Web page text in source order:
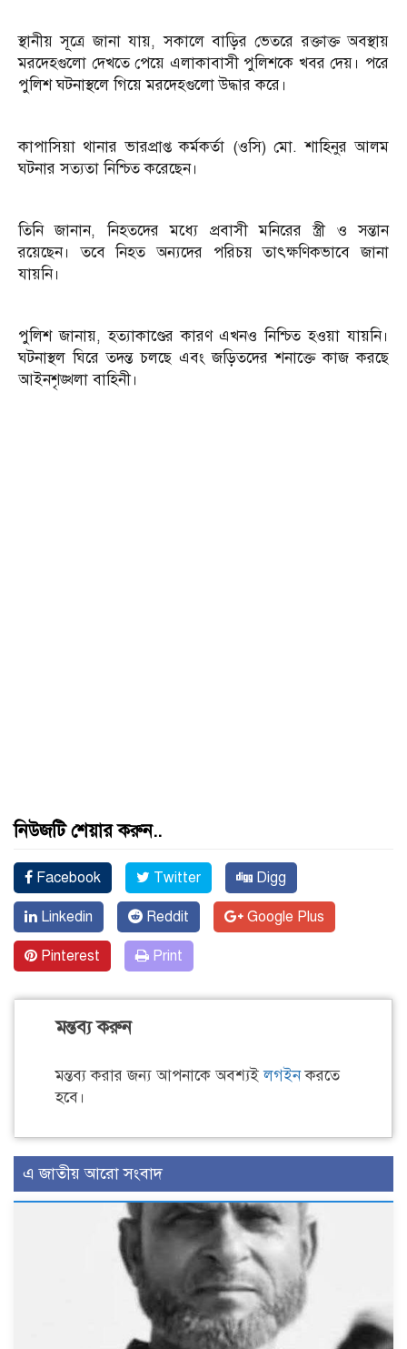
স্থানীয় সূত্রে জানা যায়, সকালে বাড়ির ভেতরে রক্তাক্ত অবস্থায়
মরদেহগুলো দেখতে পেয়ে এলাকাবাসী পুলিশকে খবর দেয়। পরে
পুলিশ ঘটনাস্থলে গিয়ে মরদেহগুলো উদ্ধার করে।
কাপাসিয়া থানার ভারপ্রাপ্ত কর্মকর্তা (ওসি) মো. শাহিনুর আলম
ঘটনার সত্যতা নিশ্চিত করেছেন।
তিনি জানান, নিহতদের মধ্যে প্রবাসী মনিরের স্ত্রী ও সন্তান
রয়েছেন। তবে নিহত অন্যদের পরিচয় তাৎক্ষণিকভাবে জানা
যায়নি।
পুলিশ জানায়, হত্যাকাণ্ডের কারণ এখনও নিশ্চিত হওয়া যায়নি।
ঘটনাস্থল ঘিরে তদন্ত চলছে এবং জড়িতদের শনাক্তে কাজ করছে
আইনশৃঙ্খলা বাহিনী।
নিউজটি শেয়ার করুন..
Facebook Twitter Digg
Linkedin Reddit Google Plus
Pinterest Print
মন্তব্য করুন
মন্তব্য করার জন্য আপনাকে অবশ্যইলগইনকরতে
হবে।
এ জাতীয় আরো সংবাদ